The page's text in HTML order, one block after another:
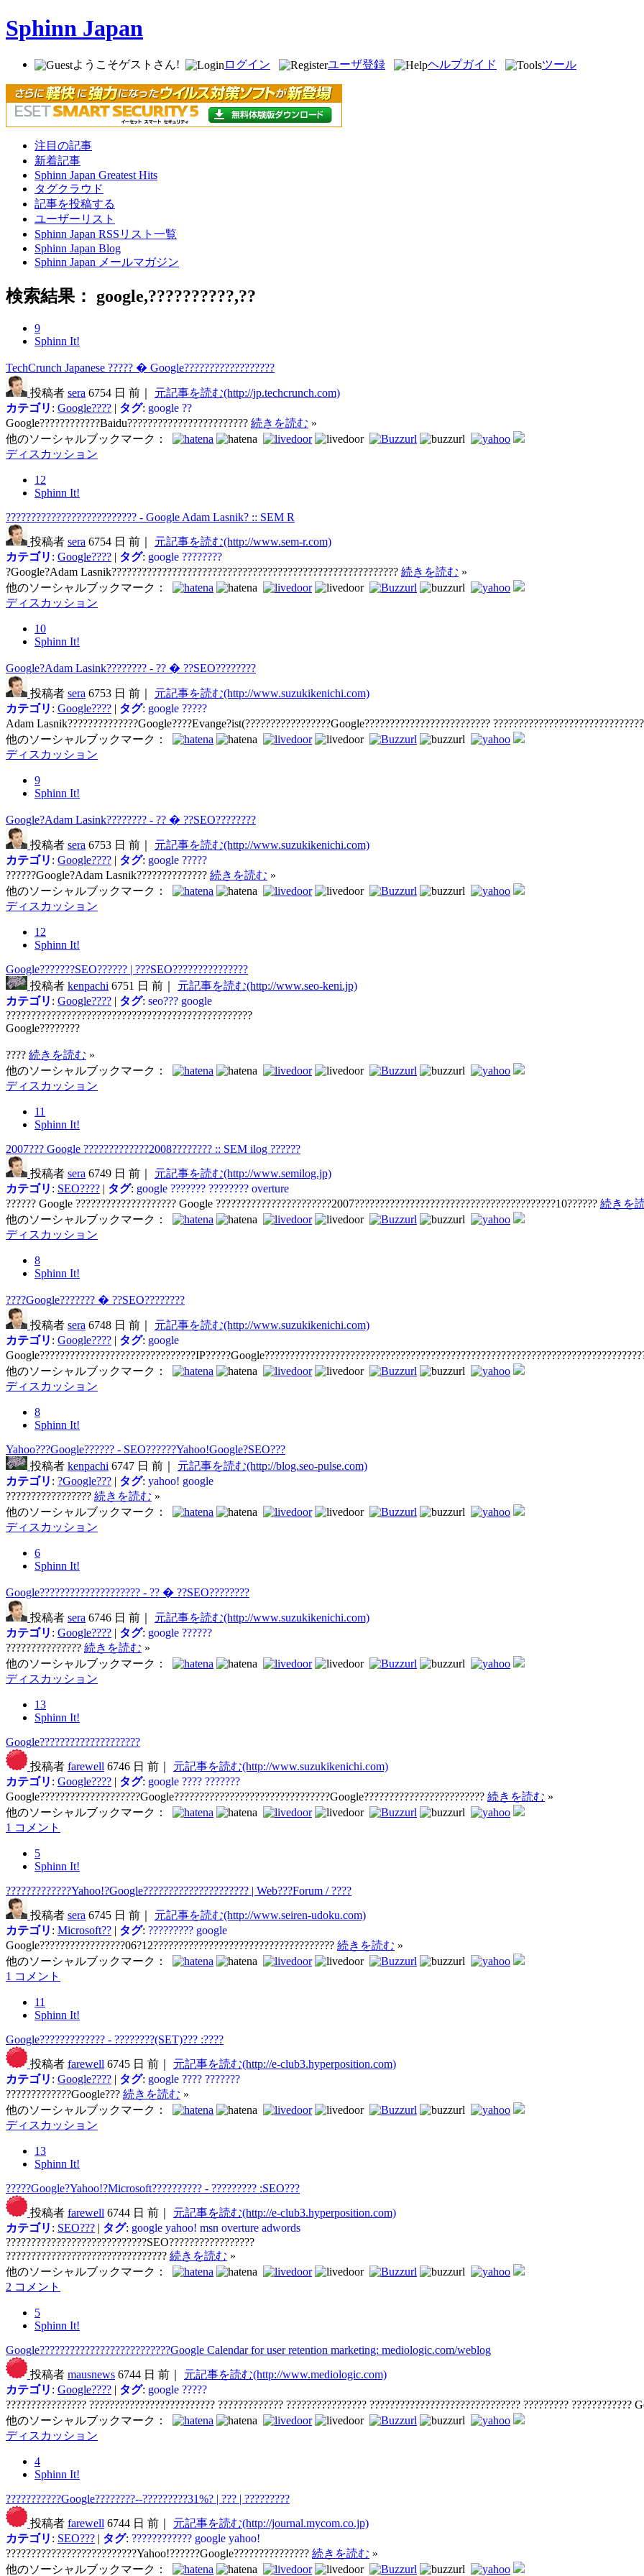
Sphinn Japan
ようこそゲストさん! ログイン ユーザ登録 ヘルプガイド ツール
注目の記事
新着記事
Sphinn Japan Greatest Hits
タグクラウド
記事を投稿する
ユーザーリスト
Sphinn Japan RSSリスト一覧
Sphinn Japan Blog
Sphinn Japan メールマガジン
検索結果： google,??????????,??
9
Sphinn It!
TechCrunch Japanese ????? � Google??????????????????
投稿者 sera 6754 日 前｜
元記事を読む(http://jp.techcrunch.com)
カテゴリ : Google???? | タグ: google ??
Google????????????Baidu???????????????????????? 続きを読む »
他のソーシャルブックマーク：
ディスカッション
12
Sphinn It!
?????????????????????????? - Google Adam Lasnik? :: SEM R
投稿者 sera 6754 日 前｜
元記事を読む(http://www.sem-r.com)
カテゴリ : Google???? | タグ: google ????????
?Google?Adam Lasnik????????????????????????????????????????????????????????? 続きを読む »
他のソーシャルブックマーク：
ディスカッション
10
Sphinn It!
Google?Adam Lasink???????? - ?? � ??SEO????????
投稿者 sera 6753 日 前｜
元記事を読む(http://www.suzukikenichi.com)
カテゴリ : Google???? | タグ: google ?????
Adam Lasnik??????????????Google????Evange?ist(?????????????????Google?????????????????????????
他のソーシャルブックマーク：
ディスカッション
9
Sphinn It!
Google?Adam Lasink???????? - ?? � ??SEO????????
投稿者 sera 6753 日 前｜
元記事を読む(http://www.suzukikenichi.com)
カテゴリ : Google???? | タグ: google ?????
??????Google?Adam Lasnik?????????????? 続きを読む »
他のソーシャルブックマーク：
ディスカッション
12
Sphinn It!
Google???????SEO?????? | ???SEO???????????????
投稿者 kenpachi 6751 日 前｜
元記事を読む(http://www.seo-keni.jp)
カテゴリ : Google???? | タグ: seo??? google
?????????????????????????????????????????????????
Google????????
???? 続きを読む »
他のソーシャルブックマーク：
ディスカッション
11
Sphinn It!
2007??? Google ?????????????2008???????? :: SEM ilog ??????
投稿者 sera 6749 日 前｜
元記事を読む(http://www.semilog.jp)
カテゴリ : SEO???? | タグ: google ??????? ???????? overture
?????? Google ???????????????????? Google ???????????????????????2007????????????????????????????????????????10?????? 続きを
他のソーシャルブックマーク：
ディスカッション
8
Sphinn It!
????Google??????? � ??SEO????????
投稿者 sera 6748 日 前｜
元記事を読む(http://www.suzukikenichi.com)
カテゴリ : Google???? | タグ: google
他のソーシャルブックマーク：
ディスカッション
8
Sphinn It!
Yahoo???Google?????? - SEO??????Yahoo!Google?SEO???
投稿者 kenpachi 6747 日 前｜
元記事を読む(http://blog.seo-pulse.com)
カテゴリ : ?Google??? | タグ: yahoo! google
????????????????? 続きを読む »
他のソーシャルブックマーク：
ディスカッション
6
Sphinn It!
Google???????????????????? - ?? � ??SEO????????
投稿者 sera 6746 日 前｜
元記事を読む(http://www.suzukikenichi.com)
カテゴリ : Google???? | タグ: google ??????
??????????????? 続きを読む »
他のソーシャルブックマーク：
ディスカッション
13
Sphinn It!
Google????????????????????
投稿者 farewell 6746 日 前｜
元記事を読む(http://www.suzukikenichi.com)
カテゴリ : Google???? | タグ: google ???? ???????
Google????????????????????Google???????????????????????????????Google???????????????????????? 続きを読む »
他のソーシャルブックマーク：
1 コメント
5
Sphinn It!
?????????????Yahoo!?Google????????????????????? | Web???Forum / ????
投稿者 sera 6745 日 前｜
元記事を読む(http://www.seiren-udoku.com)
カテゴリ : Microsoft?? | タグ: ????????? google
Google?????????????????06?12???????????????????????????????????? 続きを読む »
他のソーシャルブックマーク：
1 コメント
11
Sphinn It!
Google????????????? - ????????(SET)??? :????
投稿者 farewell 6745 日 前｜
元記事を読む(http://e-club3.hyperposition.com)
カテゴリ : Google???? | タグ: google ???? ???????
?????????????Google??? 続きを読む »
他のソーシャルブックマーク：
ディスカッション
13
Sphinn It!
?????Google?Yahoo!?Microsoft?????????? - ????????? :SEO???
投稿者 farewell 6744 日 前｜
元記事を読む(http://e-club3.hyperposition.com)
カテゴリ : SEO??? | タグ: google yahoo! msn overture adwords
????????????????????????????SEO?????????????????
???????????????????????????????? 続きを読む »
他のソーシャルブックマーク：
2 コメント
5
Sphinn It!
Google??????????????????????????Google Calendar for user retention marketing: mediologic.com/weblog
投稿者 mausnews 6744 日 前｜
元記事を読む(http://www.mediologic.com)
カテゴリ : Google???? | タグ: google ?????
???????????????? ????????????????????????? ????????????? ???????????????? ?????????????????????????????? ????????? ????????????
他のソーシャルブックマーク：
ディスカッション
4
Sphinn It!
???????????Google????????--?????????31%? | ??? | ?????????
投稿者 farewell 6744 日 前｜
元記事を読む(http://journal.mycom.co.jp)
カテゴリ : SEO??? | タグ: ???????????? google yahoo!
??????????????????????????Yahoo!??????Google??????????????? 続きを読む »
他のソーシャルブックマーク：